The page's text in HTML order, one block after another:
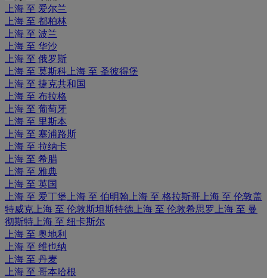
上海 至 爱尔兰
上海 至 都柏林
上海 至 波兰
上海 至 华沙
上海 至 俄罗斯
上海 至 莫斯科 上海 至 圣彼得堡
上海 至 捷克共和国
上海 至 布拉格
上海 至 葡萄牙
上海 至 里斯本
上海 至 塞浦路斯
上海 至 拉纳卡
上海 至 希腊
上海 至 雅典
上海 至 英国
上海 至 爱丁堡 上海 至 伯明翰 上海 至 格拉斯哥 上海 至 伦敦盖
特威克 上海 至 伦敦斯坦斯特德 上海 至 伦敦希思罗 上海 至 曼
彻斯特 上海 至 纽卡斯尔
上海 至 奥地利
上海 至 维也纳
上海 至 丹麦
上海 至 哥本哈根